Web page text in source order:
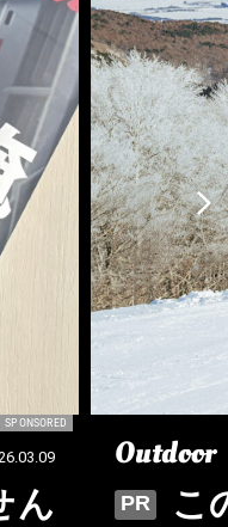
SPONSORED
ん
Outdoor
PR こ